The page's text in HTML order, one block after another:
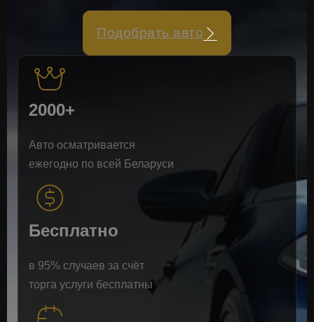
Подобрать авто
2000+
Авто осматривается
ежегодно по всей Беларуси
Бесплатно
в 95% случаев за счёт
торга услуги бесплатны